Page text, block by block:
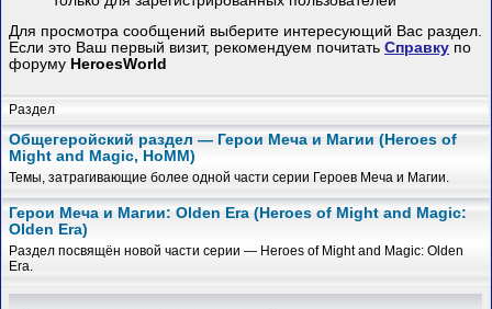
Для просмотра сообщений выберите интересующий Вас раздел.
Если это Ваш первый визит, рекомендуем почитать Справку по
форуму HeroesWorld
Раздел
Общегеройский раздел — Герои Меча и Магии (Heroes of
Might and Magic, HoMM)
Темы, затрагивающие более одной части серии Героев Меча и Магии.
Герои Меча и Магии: Olden Era (Heroes of Might and Magic:
Olden Era)
Раздел посвящён новой части серии — Heroes of Might and Magic: Olden
Era.